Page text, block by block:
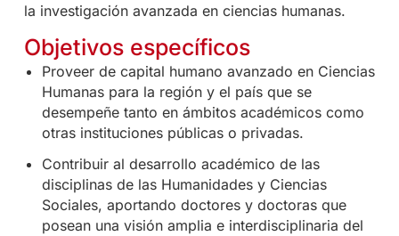
la investigación avanzada en ciencias humanas.
Objetivos específicos
Proveer de capital humano avanzado en Ciencias
Humanas para la región y el país que se
desempeñe tanto en ámbitos académicos como
otras instituciones públicas o privadas.
Contribuir al desarrollo académico de las
disciplinas de las Humanidades y Ciencias
Sociales, aportando doctores y doctoras que
posean una visión amplia e interdisciplinaria del